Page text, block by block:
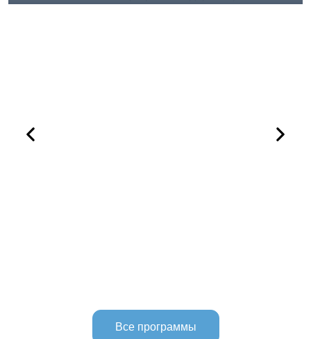
Все программы